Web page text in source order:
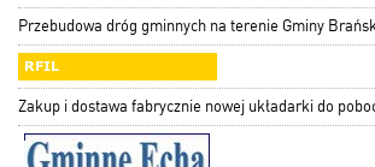
Przebudowa dróg gminnych na terenie Gminy
Zakup i dostawa fabrycznie nowej układarki do